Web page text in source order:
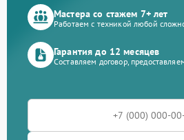
Мастера со стажем 7+ лет
Работаем с техникой любой
Гарантия до 12 месяцев
Составляем договор,